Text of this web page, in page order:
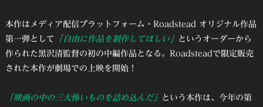
本作はメディア配信プラットフォーム・Roadstead オリジナル作品
第一弾として 「自由に作品を制作してほしい」 というオーダーから
作られた黒沢清監督の初の中編作品となる。Roadsteadで限定販売
された本作が劇場での上映を開始！
「映画の中の三大怖いものを詰め込んだ」 という本作は、今年の第